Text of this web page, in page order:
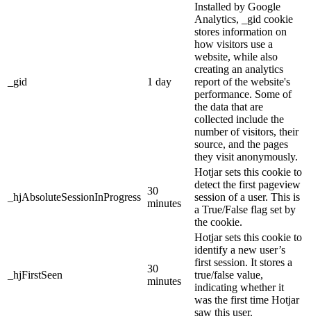
_gid 1 day
Installed by Google
Analytics, _gid cookie
stores information on
how visitors use a
website, while also
creating an analytics
report of the website's
performance. Some of
the data that are
collected include the
number of visitors, their
source, and the pages
they visit anonymously.
_hjAbsoluteSessionInProgress
30
minutes
Hotjar sets this cookie to
detect the first pageview
session of a user. This is
a True/False flag set by
the cookie.
_hjFirstSeen
30
minutes
Hotjar sets this cookie to
identify a new user’s
first session. It stores a
true/false value,
indicating whether it
was the first time Hotjar
saw this user.